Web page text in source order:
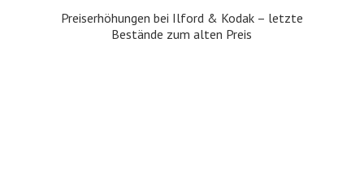
Preiserhöhungen bei Ilford & Kodak – letzte
Bestände zumalten Preis